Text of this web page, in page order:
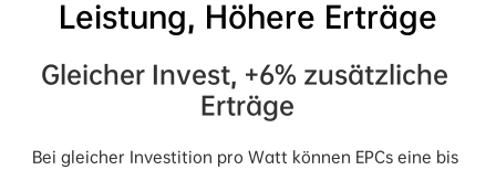
Gleicher Invest, +6% zusätzliche
Erträge
Bei gleicher Investition pro Watt können EPCs eine bis